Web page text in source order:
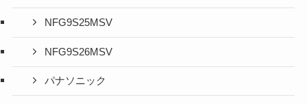
NFG9S25MSV
NFG9S26MSV
パナソニック